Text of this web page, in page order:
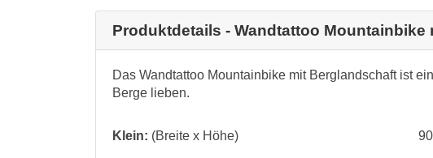
Produktdetails - Wandtattoo Mountainbike
Das Wandtattoo Mountainbike mit Berglandschaft ist
Berge lieben.
Klein: (Breite x Höhe)